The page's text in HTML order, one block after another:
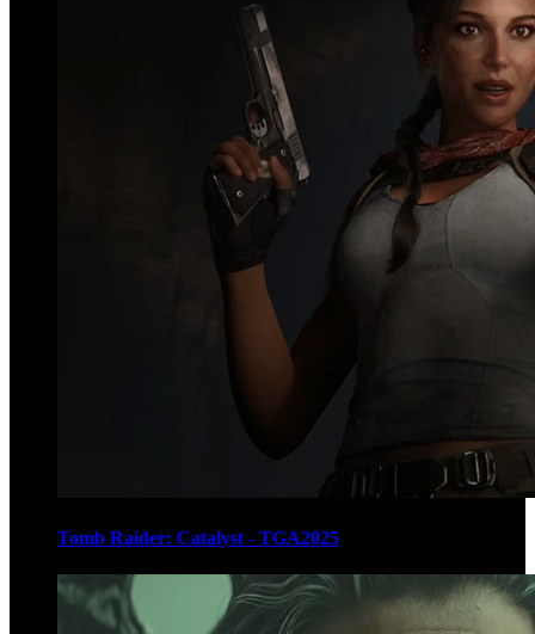
Tomb Raider: Catalyst - TGA2025